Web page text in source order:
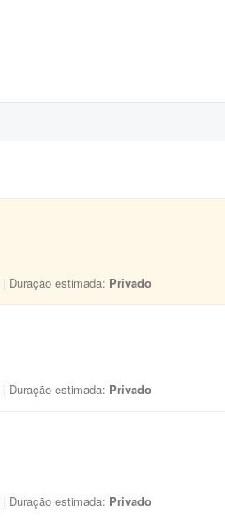
| Duração estimada: Privado
| Duração estimada: Privado
| Duração estimada: Privado